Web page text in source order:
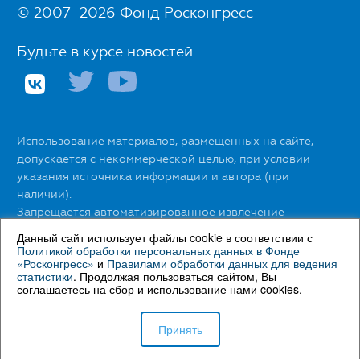
© 2007–2026 Фонд Росконгресс
Будьте в курсе новостей
Использование материалов, размещенных на сайте,
допускается с некоммерческой целью, при условии
указания источника информации и автора (при
наличии).
Запрещается автоматизированное извлечение
официального разрешения Фонда Росконгресс.
С правилами использования материалов сайта можно
ознакомитьсяздесь.
С Политикой обработки персональных данных в Фонде
«Росконгресс» можно ознакомиться
Данный сайт использует файлы cookie в соответствии с
Политикой обработки персональных данных в Фонде
«Росконгресс» и Правилами обработки данных для ведения
статистики. Продолжая пользоваться сайтом, Вы
соглашаетесь на сбор и использование нами cookies.
Принять